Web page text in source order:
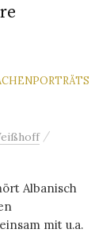
/
Albanisch
mit u.a.